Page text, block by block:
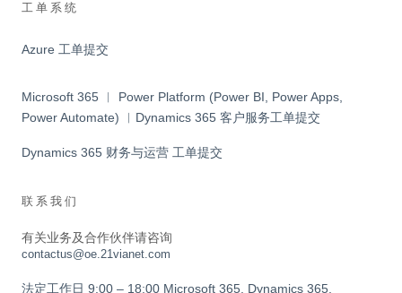
工单系统
Azure 工单提交
Microsoft 365 ︱ Power Platform (Power BI, Power Apps,
Power Automate) ︱Dynamics 365 客户服务工单提交
Dynamics 365 财务与运营 工单提交
联系我们
有关业务及合作伙伴请咨询
contactus@oe.21vianet.com
法定工作日 9:00 – 18:00 Microsoft 365, Dynamics 365,